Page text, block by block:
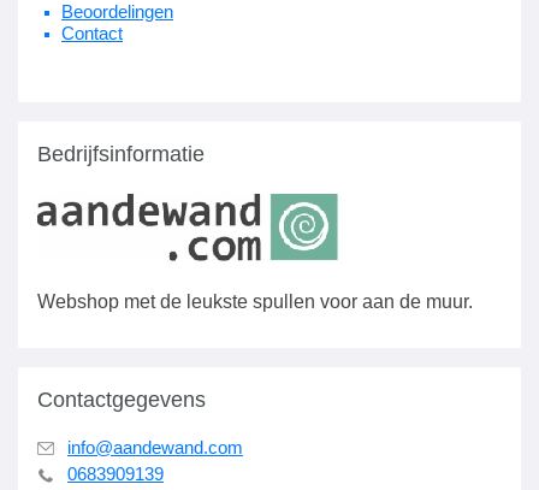
Beoordelingen
Contact
Bedrijfsinformatie
Webshop met de leukste spullen voor aan de muur.
Contactgegevens
info@aandewand.com
0683909139